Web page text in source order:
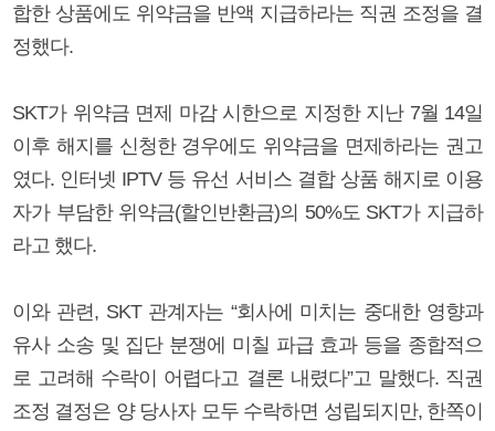
합한 상품에도 위약금을 반액 지급하라는 직권 조정을 결
정했다.
SKT가 위약금 면제 마감 시한으로 지정한 지난 7월 14일
이후 해지를 신청한 경우에도 위약금을 면제하라는 권고
였다. 인터넷 IPTV 등 유선 서비스 결합 상품 해지로 이용
자가 부담한 위약금(할인반환금)의 50%도 SKT가 지급하
라고 했다.
이와 관련, SKT 관계자는 “회사에 미치는 중대한 영향과
유사 소송 및 집단 분쟁에 미칠 파급 효과 등을 종합적으
로 고려해 수락이 어렵다고 결론 내렸다”고 말했다. 직권
조정 결정은 양 당사자 모두 수락하면 성립되지만, 한쪽이